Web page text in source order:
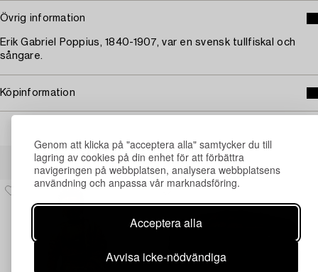
Genom att klicka på "acceptera alla" samtycker du till
lagring av cookies på din enhet för att förbättra
navigeringen på webbplatsen, analysera webbplatsens
användning och anpassa vår marknadsföring.
Acceptera alla
Avvisa icke-nödvändiga
Övrig information
Erik Gabriel Poppius, 1840-1907, var en svensk tullfiskal och
sångare.
Köpinformation
Andra har även tittat på